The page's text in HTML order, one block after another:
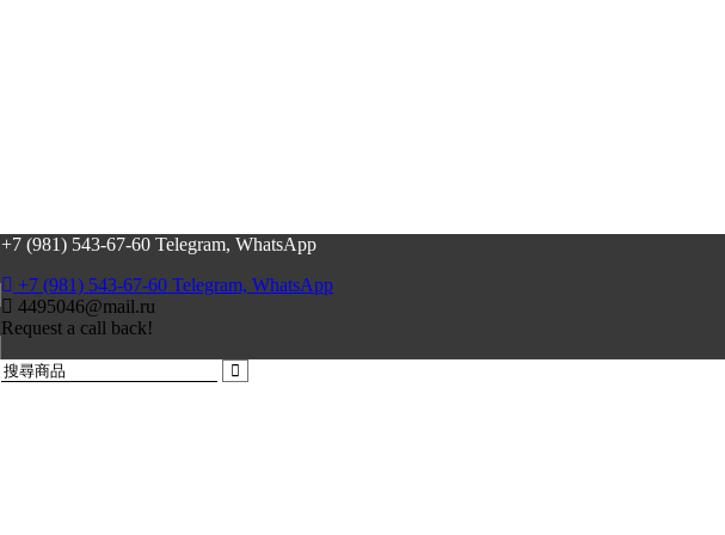
+7 (981) 543-67-60 Telegram, WhatsApp
+7 (981) 543-67-60 Telegram, WhatsApp
4495046@mail.ru
Request a call back!